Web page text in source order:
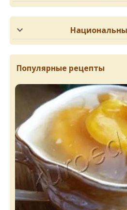
Популярные рецепты